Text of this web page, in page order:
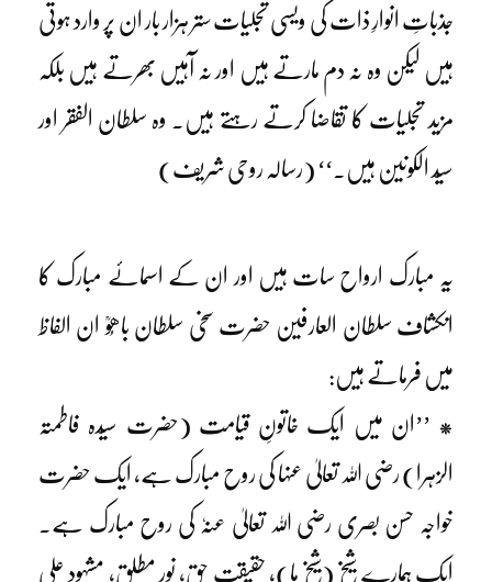
جذباتِ انوارِ ذات کی ویسی تجلیات ستر ہزار بار ان پر وارد ہوتی
ہیں لیکن وہ نہ دم مارتے ہیں اور نہ آہیں بھرتے ہیں بلکہ
مزید تجلیات کا تقاضا کرتے رہتے ہیں۔ وہ سلطان الفقر اور
سیّد الکونین ہیں۔‘‘ (رسالہ روحی شریف)
یہ مبارک ارواح سات ہیں اور ان کے اسمائے مبارک کا
انکشاف سلطان العارفین حضرت سخی سلطان باھُوؒ ان الفاظ
میں فرماتے ہیں:
* ’’ان میں ایک خاتونِ قیامت (حضرت سیّدہ فاطمتہ
الزہرا) رضی اللہ تعالیٰ عنہا کی روح مبارک ہے، ایک حضرت
خواجہ حسن بصری رضی اللہ تعالیٰ عنہٗ کی روح مبارک ہے۔
ایک ہمارے شیخ (شیخِ ما)، حقیقتِ حق، نورِ مطلق، مشہود علی